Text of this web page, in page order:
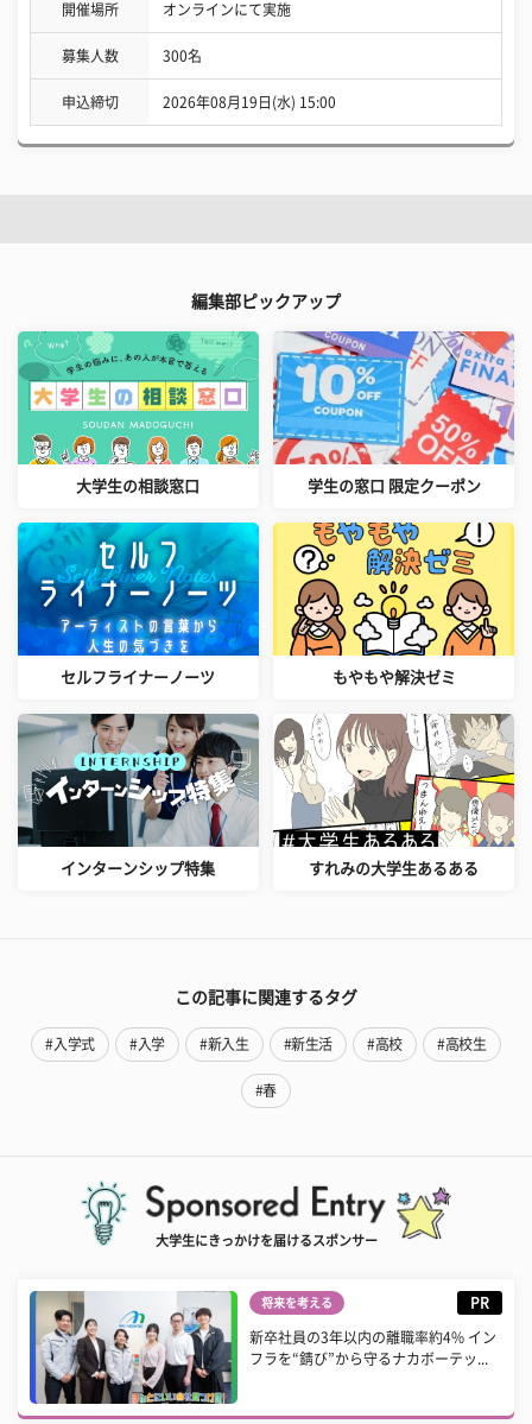
開催場所 オンラインにて実施
募集人数 300名
申込締切 2026年08月19日(水) 15:00
編集部ピックアップ
大学生の相談窓口 学生の窓口 限定クーポン
セルフライナーノーツ もやもや解決ゼミ
インターンシップ特集 すれみの大学生あるある
この記事に関連するタグ
#入学式 #入学 #新入生 #新生活 #高校 #高校生
#春
大学生にきっかけを届けるスポンサー
将来を考える PR
新卒社員の3年以内の離職率約4% イン
フラを“錆び”から守るナカボーテッ...